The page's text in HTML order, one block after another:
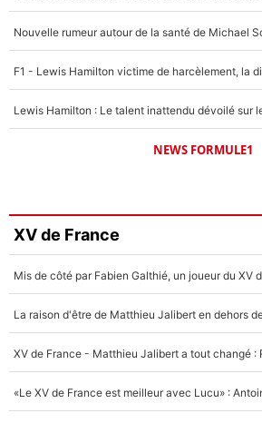
NEWS FORMULE1
XV de France